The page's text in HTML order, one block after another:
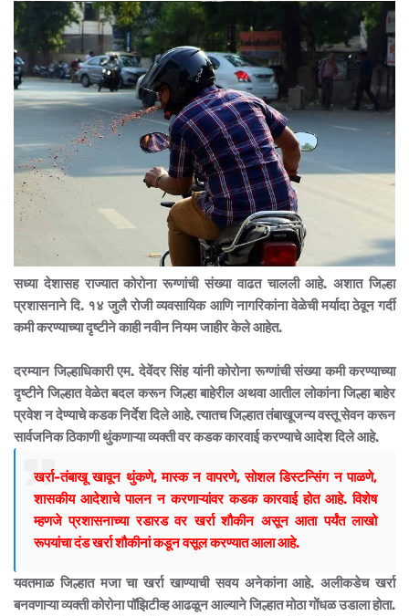
सध्या देशासह राज्यात कोरोना रूग्णांची संख्या वाढत चालली आहे. अशात जिल्हा
प्रशासनाने दि. १४ जुलै रोजी व्यवसायिक आणि नागरिकांना वेळेची मर्यादा ठेवून गर्दी
कमी करण्याच्या दृष्टीने काही नवीन नियम जाहीर केले आहेत.
दरम्यान जिल्हाधिकारी एम. देवेंदर सिंह यांनी कोरोना रूग्णांची संख्या कमी करण्याच्या
दृष्टीने जिल्हात वेळेत बदल करून जिल्हा बाहेरील अथवा आतील लोकांना जिल्हा बाहेर
प्रवेश न देण्याचे कडक निर्देश दिले आहे. त्यातच जिल्हात तंबाखूजन्य वस्तू सेवन करून
सार्वजनिक ठिकाणी थुंकणाऱ्या व्यक्ती वर कडक कारवाई करण्याचे आदेश दिले आहे.
खर्रा-तंबाखू खावून थुंकणे, मास्क न वापरणे, सोशल डिस्टन्सिंग न पाळणे,
शासकीय आदेशाचे पालन न करणाऱ्यांवर कडक कारवाई होत आहे. विशेष
म्हणजे प्रशासनाच्या रडारड वर खर्रा शौकीन असून आता पर्यंत लाखो
रूपयांचा दंड खर्रा शौकीनां कडून वसूल करण्यात आला आहे.
यवतमाळ जिल्हात मजा चा खर्रा खाण्याची सवय अनेकांना आहे. अलीकडेच खर्रा
बनवणाऱ्या व्यक्ती कोरोना पॉझिटीव्ह आढळून आल्याने जिल्हात मोठा गोंधळ उडाला होता.